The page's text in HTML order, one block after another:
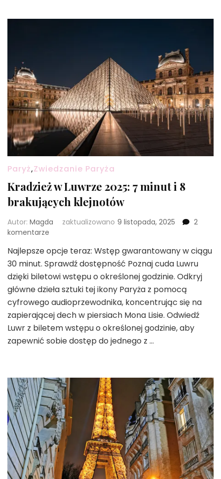
Paryż,Zwiedzanie Paryża
Kradzież w Luwrze 2025: 7 minut i 8
brakujących klejnotów
Autor: Magda zaktualizowano 9 listopada, 2025
2
komentarze
w
Luwrze
2025:
minut
8
brakujących
klejnotów
Najlepsze opcje teraz: Wstęp gwarantowany w ciągu
30 minut. Sprawdź dostępność Poznaj cuda Luwru
dzięki biletowi wstępu o określonej godzinie. Odkryj
główne dzieła sztuki tej ikony Paryża z pomocą
cyfrowego audioprzewodnika, koncentrując się na
zapierającej dech w piersiach Mona Lisie. Odwiedź
Luwr z biletem wstępu o określonej godzinie, aby
zapewnić sobie dostęp do jednego z …